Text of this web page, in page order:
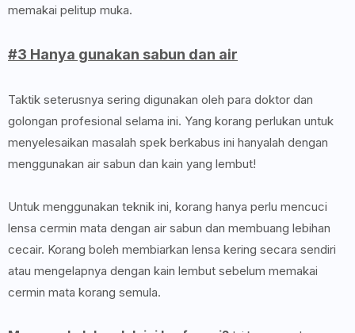
memakai pelitup muka.
#3 Hanya gunakan sabun dan air
Taktik seterusnya sering digunakan oleh para doktor dan
golongan profesional selama ini. Yang korang perlukan untuk
menyelesaikan masalah spek berkabus ini hanyalah dengan
menggunakan air sabun dan kain yang lembut!
Untuk menggunakan teknik ini, korang hanya perlu mencuci
lensa cermin mata dengan air sabun dan membuang lebihan
cecair. Korang boleh membiarkan lensa kering secara sendiri
atau mengelapnya dengan kain lembut sebelum memakai
cermin mata korang semula.